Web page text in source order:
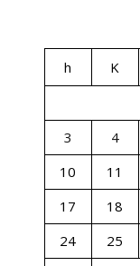
h K
3
4
10
11
17
18
24
25